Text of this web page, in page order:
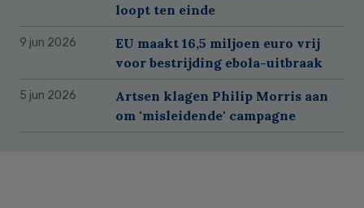
loopt ten einde
9 jun 2026
EU maakt 16,5 miljoen euro vrij
voor bestrijding ebola-uitbraak
5 jun 2026
Artsen klagen Philip Morris aan
om 'misleidende' campagne